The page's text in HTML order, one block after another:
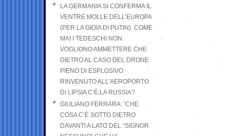
LA GERMANIA SI CONFERMA IL
VENTRE MOLLE DELL’EUROPA
(PER LA GIOIA DI PUTIN). COME
MAI I TEDESCHI NON
VOGLIONO AMMETTERE CHE
DIETRO AL CASO DEL DRONE
PIENO DI ESPLOSIVO
RINVENUTO ALL’AEROPORTO
DI LIPSIA C’È LA RUSSIA?
GIULIANO FERRARA: ’CHE
COSA C’È SOTTO DIETRO
DAVANTI A LATO DEL “SIGNOR